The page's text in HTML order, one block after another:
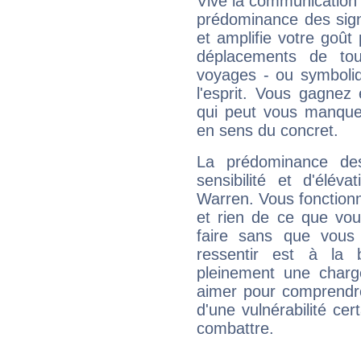
prédominance des
et amplifie votre goût
déplacements de
voyages - ou
l'esprit. Vous
qui peut vous
en sens du concret.
La prédominance
sensibilité et
Warren. Vous
et rien de ce que
faire sans que
ressentir est à la
pleinement une
aimer pour
d'une vulnérabilité
combattre.